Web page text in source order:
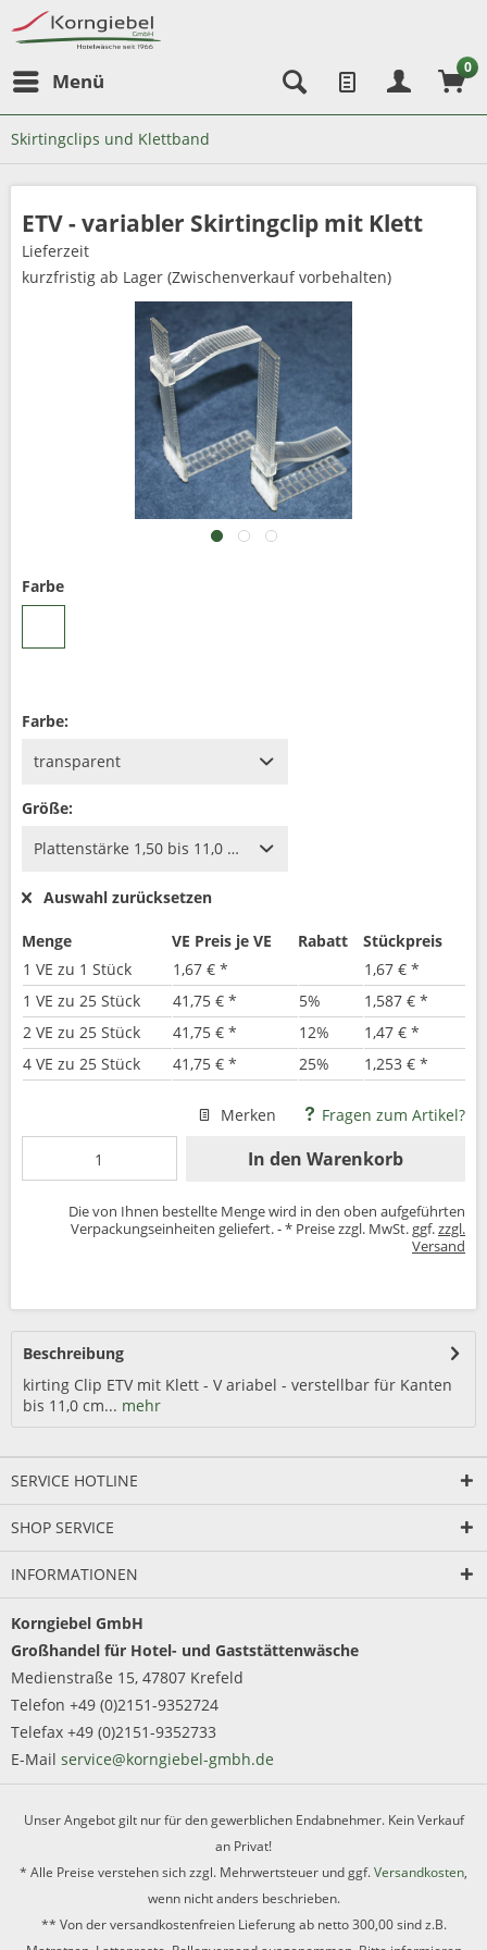
Menü
0
Skirtingclips und Klettband
ETV - variabler Skirtingclip mit Klett
Lieferzeit
kurzfristig ab Lager (Zwischenverkauf vorbehalten)
Farbe
Farbe:
Größe:
Auswahl zurücksetzen
Menge VE Preis je VE Rabatt
Stückpreis
1 VE zu 1 Stück
1,67 € *
1,67 € *
1 VE zu 25 Stück
41,75 € * 5%
1,587 € *
2 VE zu 25 Stück
41,75 € * 12%
1,47 € *
4 VE zu 25 Stück
41,75 € * 25% 1,253 € *
Merken Fragen zum Artikel?
In den Warenkorb
Die von Ihnen bestellte Menge wird in den oben aufgeführten
Verpackungseinheiten geliefert. - * Preise zzgl. MwSt. ggf.zzgl.
Versand
Beschreibung
kirting Clip ETV mit Klett - V ariabel - verstellbar für Kanten
bis 11,0 cm... mehr
SERVICE HOTLINE
SHOP SERVICE
INFORMATIONEN
Korngiebel GmbH
Großhandel für Hotel- und Gaststättenwäsche
Medienstraße 15, 47807 Krefeld
Telefon +49 (0)2151-9352724
Telefax +49 (0)2151-9352733
E-Mail service@korngiebel-gmbh.de
Unser Angebot gilt nur für den gewerblichen Endabnehmer. Kein Verkauf
an Privat!
* Alle Preise verstehen sich zzgl. Mehrwertsteuer und ggf.Versandkosten,
wenn nicht anders beschrieben.
** Von der versandkostenfreien Lieferung ab netto 300,00 sind z.B.